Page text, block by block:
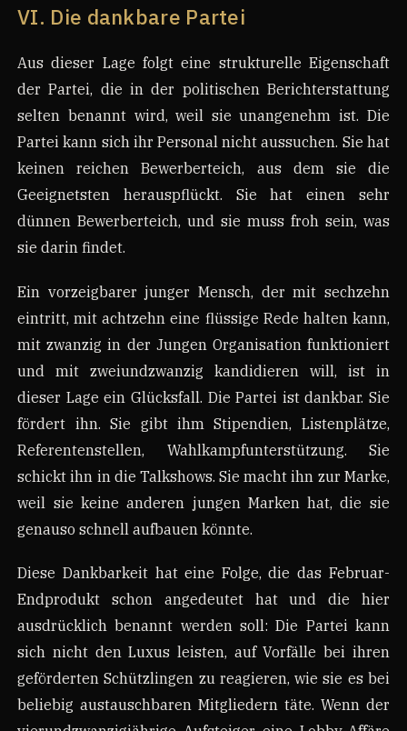
VI. Die dankbare Partei
Aus dieser Lage folgt eine strukturelle Eigenschaft
der Partei, die in der politischen Berichterstattung
selten benannt wird, weil sie unangenehm ist. Die
Partei kann sich ihr Personal nicht aussuchen. Sie hat
keinen reichen Bewerberteich, aus dem sie die
Geeignetsten herauspflückt. Sie hat einen sehr
dünnen Bewerberteich, und sie muss froh sein, was
sie darin findet.
Ein vorzeigbarer junger Mensch, der mit sechzehn
eintritt, mit achtzehn eine flüssige Rede halten kann,
mit zwanzig in der Jungen Organisation funktioniert
und mit zweiundzwanzig kandidieren will, ist in
dieser Lage ein Glücksfall. Die Partei ist dankbar. Sie
fördert ihn. Sie gibt ihm Stipendien, Listenplätze,
Referentenstellen, Wahlkampfunterstützung. Sie
schickt ihn in die Talkshows. Sie macht ihn zur Marke,
weil sie keine anderen jungen Marken hat, die sie
genauso schnell aufbauen könnte.
Diese Dankbarkeit hat eine Folge, die das Februar-
Endprodukt schon angedeutet hat und die hier
ausdrücklich benannt werden soll: Die Partei kann
sich nicht den Luxus leisten, auf Vorfälle bei ihren
geförderten Schützlingen zu reagieren, wie sie es bei
beliebig austauschbaren Mitgliedern täte. Wenn der